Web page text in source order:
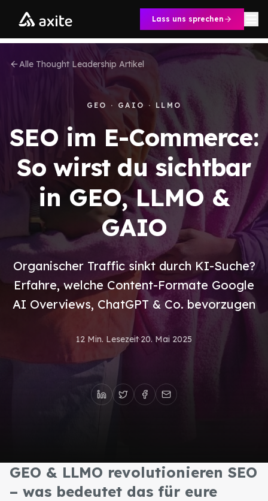
Lass uns sprechen
Alle Thought Leadership Artikel
GEO · GAIO · LLMO
SEO im E-Commerce:
So wirst du sichtbar
in GEO, LLMO &
GAIO
Organischer Traffic sinkt durch KI-Suche?
Erfahre, welche Content-Formate Google
AI Overviews, ChatGPT & Co. bevorzugen
12 Min. Lesezeit·20. Mai 2025
GEO & LLMO revolutionieren SEO
– was bedeutet das für eure